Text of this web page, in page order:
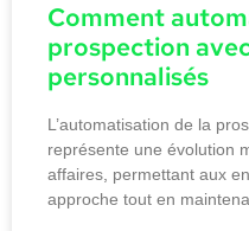
Comment
prospection
personnalisés
L’automatisation de la
représente une évolution
affaires, permettant aux
approche tout en